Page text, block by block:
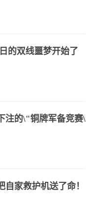
的双线噩梦开始了
注的\"铜牌军备竞赛\"
家救护机送了命！